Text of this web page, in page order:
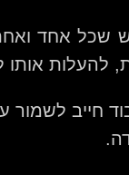
שכל אחד
אותו
חייב לשמור